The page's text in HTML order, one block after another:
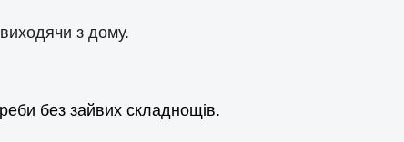
з дому.
без зайвих складнощів.